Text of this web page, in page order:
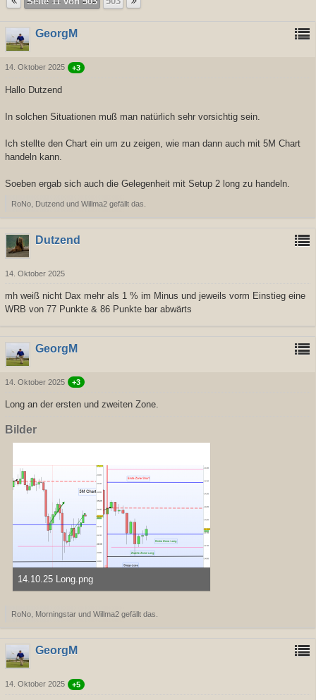
GeorgM
14. Oktober 2025 +3
Hallo Dutzend
In solchen Situationen muß man natürlich sehr vorsichtig sein.
Ich stellte den Chart ein um zu zeigen, wie man dann auch mit 5M Chart
handeln kann.
Soeben ergab sich auch die Gelegenheit mit Setup 2 long zu handeln.
RoNo, Dutzend und Willma2 gefällt das.
Dutzend
14. Oktober 2025
mh weiß nicht Dax mehr als 1 % im Minus und jeweils vorm Einstieg eine
WRB von 77 Punkte & 86 Punkte bar abwärts
GeorgM
14. Oktober 2025 +3
Long an der ersten und zweiten Zone.
Bilder
14.10.25 Long.png
43,95 kB, 1.446×753, 237 mal angesehen
RoNo, Morningstar und Willma2 gefällt das.
GeorgM
14. Oktober 2025 +5